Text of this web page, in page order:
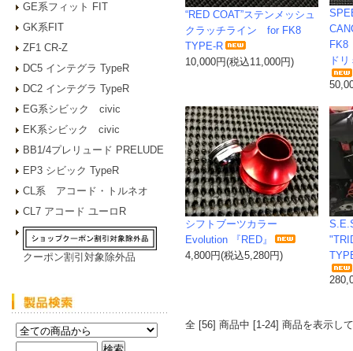
GE系フィット FIT
GK系FIT
ZF1 CR-Z
DC5 インテグラ TypeR
DC2 インテグラ TypeR
EG系シビック civic
EK系シビック civic
BB1/4プレリュード PRELUDE
EP3 シビック TypeR
CL系 アコード・トルネオ
CL7 アコード ユーロR
クーポン割引対象除外品
“RED COAT”ステンメッシュ
クラッチライン for FK8
TYPE-R
10,000円(税込11,000円)
FK8
ド
シフトブーツカラー
Evolution 『RED』
4,800円(税込5,280円)
全 [56] 商品中 [1-24] 商品を表示